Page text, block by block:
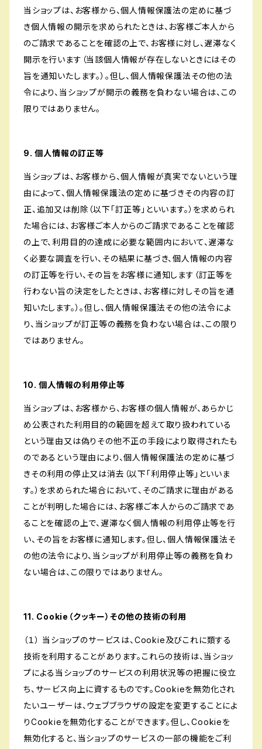
当ショップは、お客様から、個人情報保護法の定めに基づ
き個人情報の開示を求められたときは、お客様ご本人から
のご請求であることを確認の上で、お客様に対し、遅滞なく
開示を行います（当該個人情報が存在しないときにはその
旨を通知いたします。）。但し、個人情報保護法その他の法
令により、当ショップが開示の義務を負わない場合は、この
限りではありません。
9. 個人情報の訂正等
当ショップは、お客様から、個人情報が真実でないという理
由によって、個人情報保護法の定めに基づきその内容の訂
正、追加又は削除（以下「訂正等」といいます。）を求められ
た場合には、お客様ご本人からのご請求であることを確認
の上で、利用目的の達成に必要な範囲内において、遅滞な
く必要な調査を行い、その結果に基づき、個人情報の内容
の訂正等を行い、その旨をお客様に通知します（訂正等を
行わない旨の決定をしたときは、お客様に対しその旨を通
知いたします。）。但し、個人情報保護法その他の法令によ
り、当ショップが訂正等の義務を負わない場合は、この限り
ではありません。
10. 個人情報の利用停止等
当ショップは、お客様から、お客様の個人情報が、あらかじ
め公表された利用目的の範囲を超えて取り扱われている
という理由又は偽りその他不正の手段により取得されたも
のであるという理由により、個人情報保護法の定めに基づ
きその利用の停止又は消去（以下「利用停止等」といいま
す。）を求められた場合において、そのご請求に理由がある
ことが判明した場合には、お客様ご本人からのご請求であ
ることを確認の上で、遅滞なく個人情報の利用停止等を行
い、その旨をお客様に通知します。但し、個人情報保護法そ
の他の法令により、当ショップが利用停止等の義務を負わ
ない場合は、この限りではありません。
11. Cookie（クッキー）その他の技術の利用
（１） 当ショップのサービスは、Cookie及びこれに類する
技術を利用することがあります。これらの技術は、当ショッ
プによる当ショップのサービスの利用状況等の把握に役立
ち、サービス向上に資するものです。Cookieを無効化され
たいユーザーは、ウェブブラウザの設定を変更することによ
りCookieを無効化することができます。但し、Cookieを
無効化すると、当ショップのサービスの一部の機能をご利